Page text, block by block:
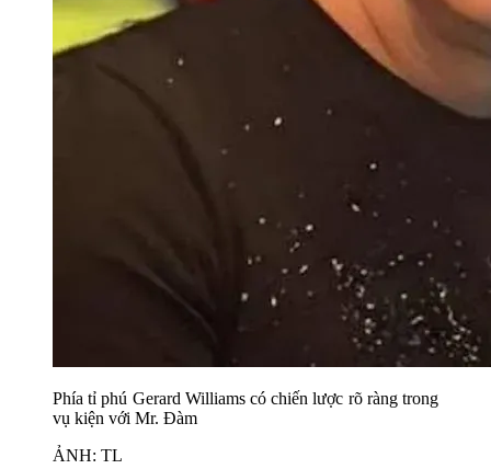
Phía tỉ phú Gerard Williams có chiến lược rõ ràng trong
vụ kiện với Mr. Đàm
ẢNH: TL